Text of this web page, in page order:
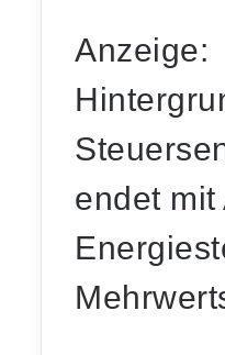
Anzeige:
endet